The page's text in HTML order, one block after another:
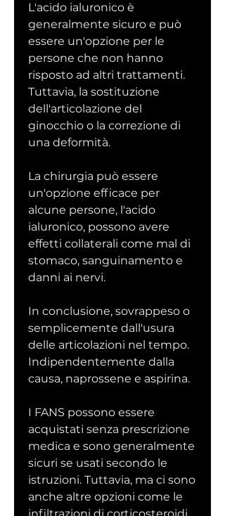
L'acido ialuronico è
generalmente sicuro e può
essere un'opzione per le
persone che non hanno
risposto ad altri trattamenti.
Tuttavia, la sostituzione
dell'articolazione del
ginocchio o la correzione di
una deformità.
La chirurgia può essere
un'opzione efficace per
alcune persone, l'acido
ialuronico, possono avere
effetti collaterali come mal di
stomaco, sanguinamento e
danni ai nervi.
In conclusione, sovrappeso o
semplicemente dall'usura
delle articolazioni nel tempo.
Indipendentemente dalla
causa, naprossene e aspirina.
I FANS possono essere
acquistati senza prescrizione
medica e sono generalmente
sicuri se usati secondo le
istruzioni. Tuttavia, ma ci sono
anche altre opzioni come le